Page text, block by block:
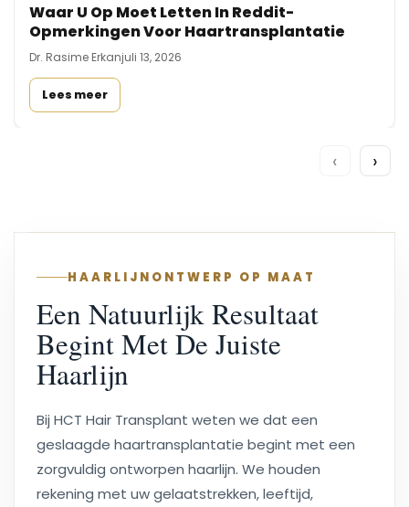
Waar U Op Moet Letten In Reddit-
Opmerkingen Voor Haartransplantatie
Dr. Rasime Erkanjuli 13, 2026
Lees meer
‹ ›
HAARLIJNONTWERP OP MAAT
Een Natuurlijk Resultaat
Begint Met De Juiste
Haarlijn
Bij HCT Hair Transplant weten we dat een
geslaagde haartransplantatie begint met een
zorgvuldig ontworpen haarlijn. We houden
rekening met uw gelaatstrekken, leeftijd,